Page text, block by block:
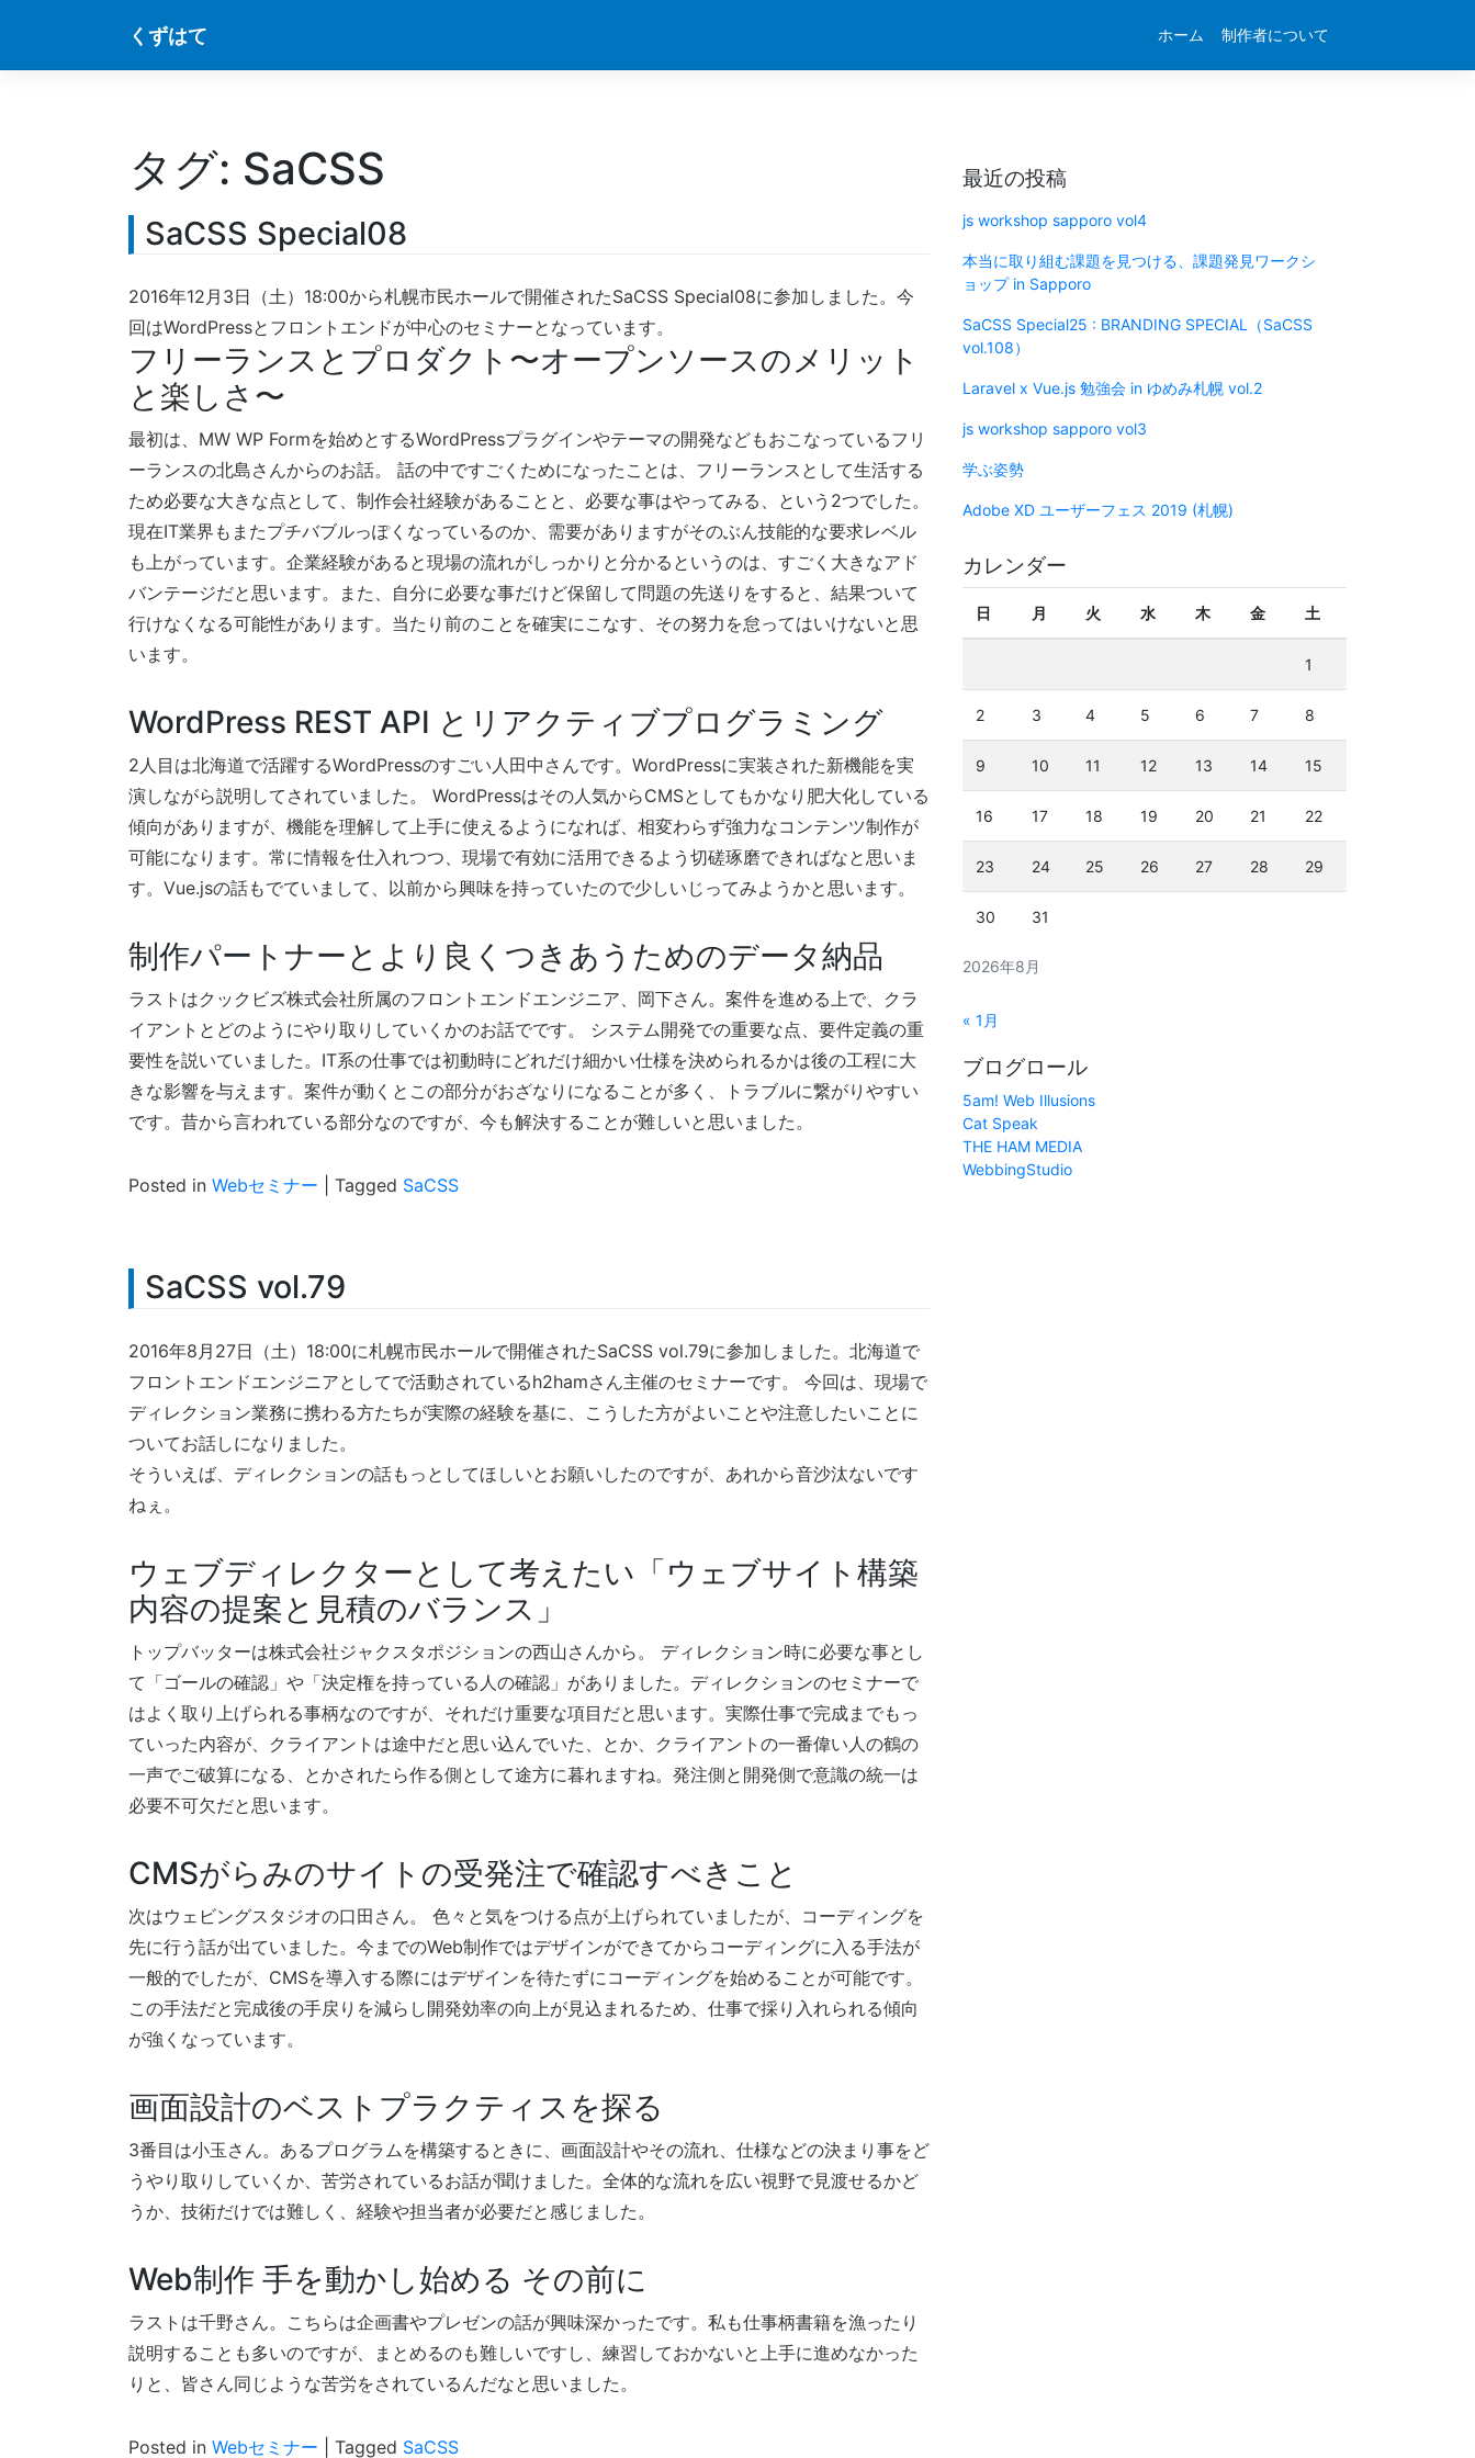
content
くずはて ホーム 制作者について
タグ: SaCSS
SaCSS Special08
2016年12月3日（土）18:00から札幌市民ホールで開催されたSaCSS Special08に参加しました。今
回はWordPressとフロントエンドが中心のセミナーとなっています。
フリーランスとプロダクト〜オープンソースのメリット
と楽しさ〜
最初は、MW WP Formを始めとするWordPressプラグインやテーマの開発などもおこなっているフリ
ーランスの北島さんからのお話。 話の中ですごくためになったことは、フリーランスとして生活する
ため必要な大きな点として、制作会社経験があることと、必要な事はやってみる、という2つでした。
現在IT業界もまたプチバブルっぽくなっているのか、需要がありますがそのぶん技能的な要求レベル
も上がっています。企業経験があると現場の流れがしっかりと分かるというのは、すごく大きなアド
バンテージだと思います。また、自分に必要な事だけど保留して問題の先送りをすると、結果ついて
行けなくなる可能性があります。当たり前のことを確実にこなす、その努力を怠ってはいけないと思
います。
WordPress REST API とリアクティブプログラミング
2人目は北海道で活躍するWordPressのすごい人田中さんです。WordPressに実装された新機能を実
演しながら説明してされていました。 WordPressはその人気からCMSとしてもかなり肥大化している
傾向がありますが、機能を理解して上手に使えるようになれば、相変わらず強力なコンテンツ制作が
可能になります。常に情報を仕入れつつ、現場で有効に活用できるよう切磋琢磨できればなと思いま
す。Vue.jsの話もでていまして、以前から興味を持っていたので少しいじってみようかと思います。
制作パートナーとより良くつきあうためのデータ納品
ラストはクックビズ株式会社所属のフロントエンドエンジニア、岡下さん。案件を進める上で、クラ
イアントとどのようにやり取りしていくかのお話でです。 システム開発での重要な点、要件定義の重
要性を説いていました。IT系の仕事では初動時にどれだけ細かい仕様を決められるかは後の工程に大
きな影響を与えます。案件が動くとこの部分がおざなりになることが多く、トラブルに繋がりやすい
です。昔から言われている部分なのですが、今も解決することが難しいと思いました。
Posted in Webセミナー Tagged SaCSS
SaCSS vol.79
2016年8月27日（土）18:00に札幌市民ホールで開催されたSaCSS vol.79に参加しました。北海道で
フロントエンドエンジニアとしてで活動されているh2hamさん主催のセミナーです。 今回は、現場で
ディレクション業務に携わる方たちが実際の経験を基に、こうした方がよいことや注意したいことに
ついてお話しになりました。
そういえば、ディレクションの話もっとしてほしいとお願いしたのですが、あれから音沙汰ないです
ねぇ。
ウェブディレクターとして考えたい「ウェブサイト構築
内容の提案と見積のバランス」
トップバッターは株式会社ジャクスタポジションの西山さんから。 ディレクション時に必要な事とし
て「ゴールの確認」や「決定権を持っている人の確認」がありました。ディレクションのセミナーで
はよく取り上げられる事柄なのですが、それだけ重要な項目だと思います。実際仕事で完成までもっ
ていった内容が、クライアントは途中だと思い込んでいた、とか、クライアントの一番偉い人の鶴の
一声でご破算になる、とかされたら作る側として途方に暮れますね。発注側と開発側で意識の統一は
必要不可欠だと思います。
CMSがらみのサイトの受発注で確認すべきこと
次はウェビングスタジオの口田さん。 色々と気をつける点が上げられていましたが、コーディングを
先に行う話が出ていました。今までのWeb制作ではデザインができてからコーディングに入る手法が
一般的でしたが、CMSを導入する際にはデザインを待たずにコーディングを始めることが可能です。
この手法だと完成後の手戻りを減らし開発効率の向上が見込まれるため、仕事で採り入れられる傾向
が強くなっています。
画面設計のベストプラクティスを探る
3番目は小玉さん。あるプログラムを構築するときに、画面設計やその流れ、仕様などの決まり事をど
うやり取りしていくか、苦労されているお話が聞けました。全体的な流れを広い視野で見渡せるかど
うか、技術だけでは難しく、経験や担当者が必要だと感じました。
Web制作 手を動かし始める その前に
ラストは千野さん。こちらは企画書やプレゼンの話が興味深かったです。私も仕事柄書籍を漁ったり
説明することも多いのですが、まとめるのも難しいですし、練習しておかないと上手に進めなかった
りと、皆さん同じような苦労をされているんだなと思いました。
Posted in Webセミナー Tagged SaCSS
最近の投稿
js workshop sapporo vol4
本当に取り組む課題を見つける、課題発見ワークシ
ョップ in Sapporo
SaCSS Special25 : BRANDING SPECIAL（SaCSS
vol.108）
Laravel x Vue.js 勉強会 in ゆめみ札幌 vol.2
js workshop sapporo vol3
学ぶ姿勢
Adobe XD ユーザーフェス 2019 (札幌)
カレンダー
2026年8月
日 月 火 水 木 金 土
1
2 3 4 5 6 7 8
9 10 11 12 13 14 15
16 17 18 19 20 21 22
23 24 25 26 27 28 29
30 31
« 1月
ブログロール
5am! Web Illusions
Cat Speak
THE HAM MEDIA
WebbingStudio